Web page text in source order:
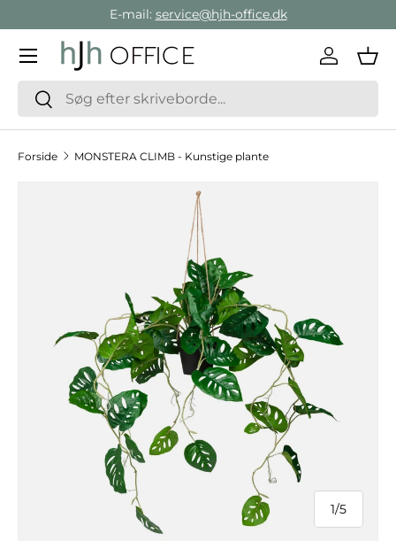
Gå direkte til indholdet
E-mail: service@hjh-office.dk
SøgSøg
Log ind
Menu
Forside MONSTERA CLIMB - Kunstige plante
Hop til produktinformation
1/
af
5